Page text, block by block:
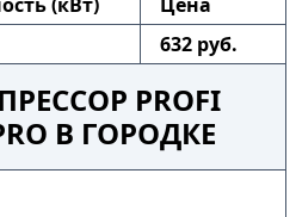
632 руб.
PROFI
В ГОРОДКЕ